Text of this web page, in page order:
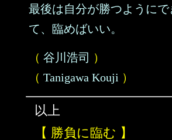
最後は自分が勝つようにで
て、臨めばいい。
（ 谷川浩司 ）
（ Tanigawa Kouji ）
以上
【 勝負に臨む 】